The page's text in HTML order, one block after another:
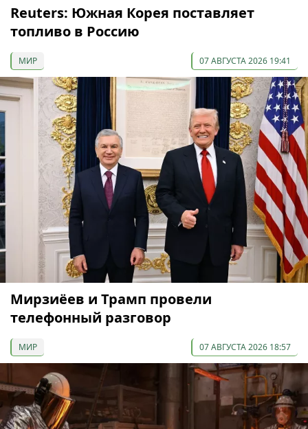
Reuters: Южная Корея поставляет
топливо в Россию
МИР 07 АВГУСТА 2026 19:41
Мирзиёев и Трамп провели
телефонный разговор
МИР 07 АВГУСТА 2026 18:57